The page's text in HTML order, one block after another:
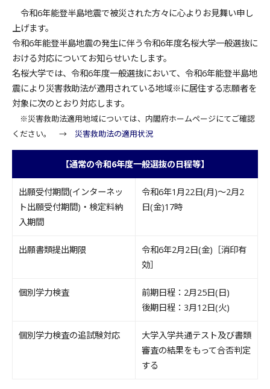
令和6年能登半島地震で被災された方々に心よりお見舞い申し
上げます。
令和6年能登半島地震の発生に伴う令和6年度名桜大学一般選抜に
おける対応についてお知らせいたします。
名桜大学では、令和6年度一般選抜において、令和6年能登半島地
震により災害救助法が適用されている地域※に居住する志願者を
対象に次のとおり対応します。
※災害救助法適用地域については、内閣府ホームページにてご確認
ください。 → 災害救助法の適用状況
【通常の令和6年度一般選抜の日程等】
出願受付期間(インターネッ
ト出願受付期間)・検定料納
入期間
令和6年1月22日(月)～2月2
日(金)17時
出願書類提出期限
令和6年2月2日(金)［消印有
効］
個別学力検査
前期日程：2月25日(日)
後期日程：3月12日(火)
個別学力検査の追試験対応
大学入学共通テスト及び書類
審査の結果をもって合否判定
する